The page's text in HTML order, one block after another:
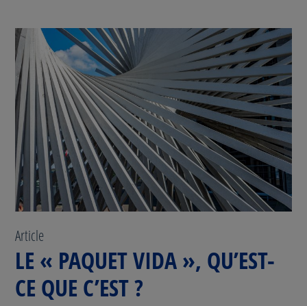
Article
LE « PAQUET VIDA », QU’EST-
CE QUE C’EST ?